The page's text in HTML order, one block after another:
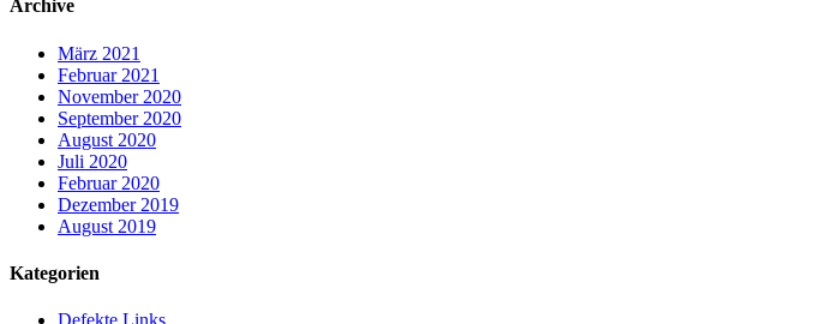
Archive
März 2021
Februar 2021
November 2020
September 2020
August 2020
Juli 2020
Februar 2020
Dezember 2019
August 2019
Kategorien